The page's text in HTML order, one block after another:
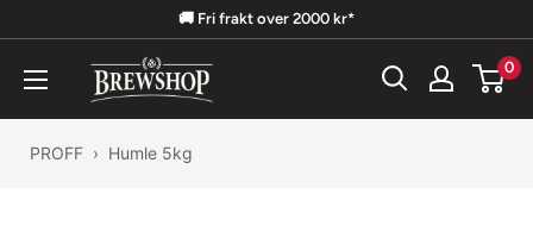
innholdet
🚚 Fri frakt over 2000 kr*
Brewshop 0
PROFF › Humle 5kg